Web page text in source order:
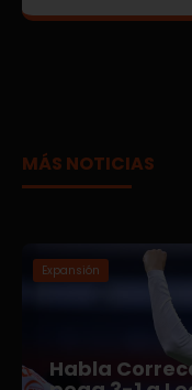
MÁS NOTICIAS
Expansión
Habla